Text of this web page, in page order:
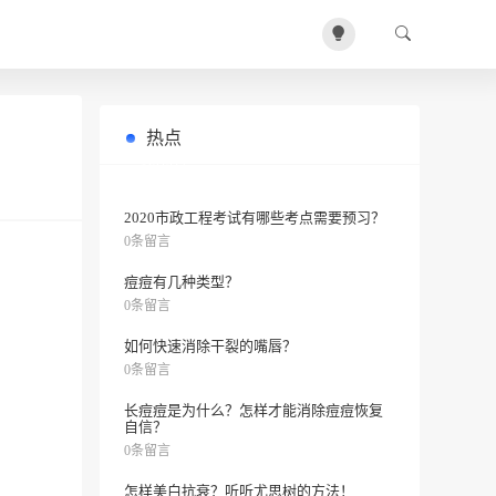
热点
2020市政工程考试有哪些考点需要预习？
0条留言
痘痘有几种类型？
0条留言
如何快速消除干裂的嘴唇？
0条留言
长痘痘是为什么？怎样才能消除痘痘恢复
自信？
0条留言
怎样美白抗衰？听听尤思树的方法！